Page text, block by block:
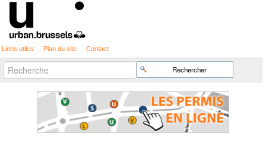
Liens utiles Plan du site Contact
Chercher par
Recherche
avancée…